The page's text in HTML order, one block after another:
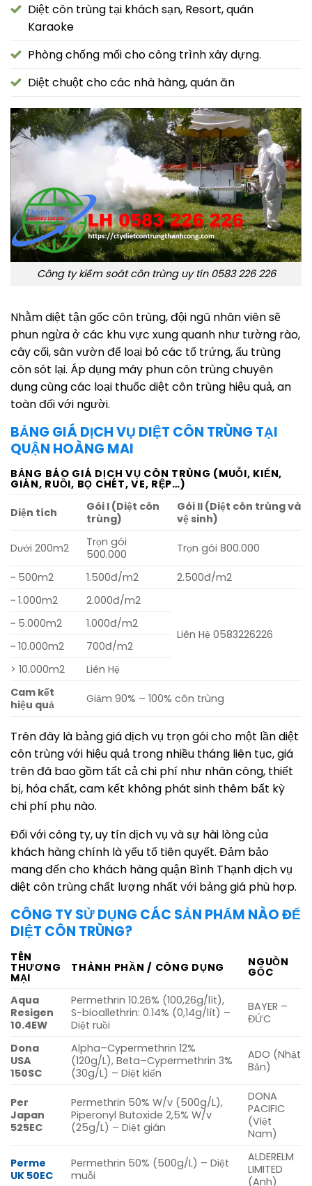
Diệt côn trùng tại khách sạn, Resort, quán
Karaoke
Phòng chống mối cho công trình xây dựng.
Diệt chuột cho các nhà hàng, quán ăn
Công ty kiểm soát côn trùng uy tín 0583 226 226
Nhằm diệt tận gốc côn trùng, đội ngũ nhân viên sẽ
phun ngừa ở các khu vực xung quanh như tường rào,
cây cối, sân vườn để loại bỏ các tổ trứng, ấu trùng
còn sót lại. Áp dụng máy phun côn trùng chuyên
dụng cùng các loại thuốc diệt côn trùng hiệu quả, an
toàn đối với người.
BẢNG GIÁ DỊCH VỤ DIỆT CÔN TRÙNG TẠI
QUẬN HOÀNG MAI
BẢNG BÁO GIÁ DỊCH VỤ CÔN TRÙNG (MUỖI, KIẾN,
GIÁN, RUỒI, BỌ CHÉT, VE, RỆP…)
Diện tích
Gói I (Diệt côn
trùng)
Gói II (Diệt côn trùng và
vệ sinh)
Dưới 200m2
Trọn gói
500.000
Trọn gói 800.000
~ 500m2 1.500đ/m2
2.500đ/m2
~ 1.000m2
2.000đ/m2
Liên Hệ 0583226226
~ 5.000m2
1.000đ/m2
~ 10.000m2
700đ/m2
> 10.000m2
Liên Hệ
Cam kết
hiệu quả
Giảm 90% – 100% côn trùng
Trên đây là bảng giá dịch vụ trọn gói cho một lần diệt
côn trùng với hiệu quả trong nhiều tháng liên tục, giá
trên đã bao gồm tất cả chi phí như nhân công, thiết
bị, hóa chất, cam kết không phát sinh thêm bất kỳ
chi phí phụ nào.
Đối với công ty, uy tín dịch vụ và sự hài lòng của
khách hàng chính là yếu tố tiên quyết. Đảm bảo
mang đến cho khách hàng quận Bình Thạnh dịch vụ
diệt côn trùng chất lượng nhất với bảng giá phù hợp.
CÔNG TY SỬ DỤNG CÁC SẢN PHẨM NÀO ĐỂ
DIỆT CÔN TRÙNG?
TÊN
THƯƠNG
MẠI
THÀNH PHẦN / CÔNG DỤNG NGUỒN
GỐC
Aqua
Resigen
10.4EW
Permethrin 10.26% (100,26g/lít),
S-bioallethrin: 0.14% (0,14g/lít) –
Diệt ruồi
BAYER –
ĐỨC
Dona
USA
150SC
Alpha–Cypermethrin 12%
(120g/L), Beta–Cypermethrin 3%
(30g/L) – Diệt kiến
ADO (Nhật
Bản)
Per
Japan
525EC
Permethrin 50% W/v (500g/L),
Piperonyl Butoxide 2,5% W/v
(25g/L) – Diệt gián
DONA
PACIFIC
(Việt
Nam)
Perme
UK 50EC
Permethrin 50% (500g/L) – Diệt
muỗi
ALDERELM
LIMITED
(Anh)